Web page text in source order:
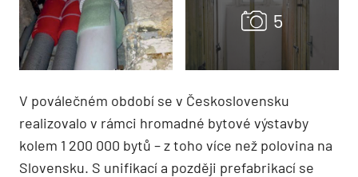
V poválečném období se v Československu
realizovalo v rámci hromadné bytové výstavby
kolem 1 200 000 bytů – z toho více než polovina na
Slovensku. S unifikací a později prefabrikací se